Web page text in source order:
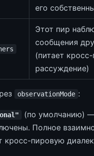
его
Этот пир
сообщения
(питает
рассуждение)
observationMode :
(по умолчанию)
Полное
кросс-пировую